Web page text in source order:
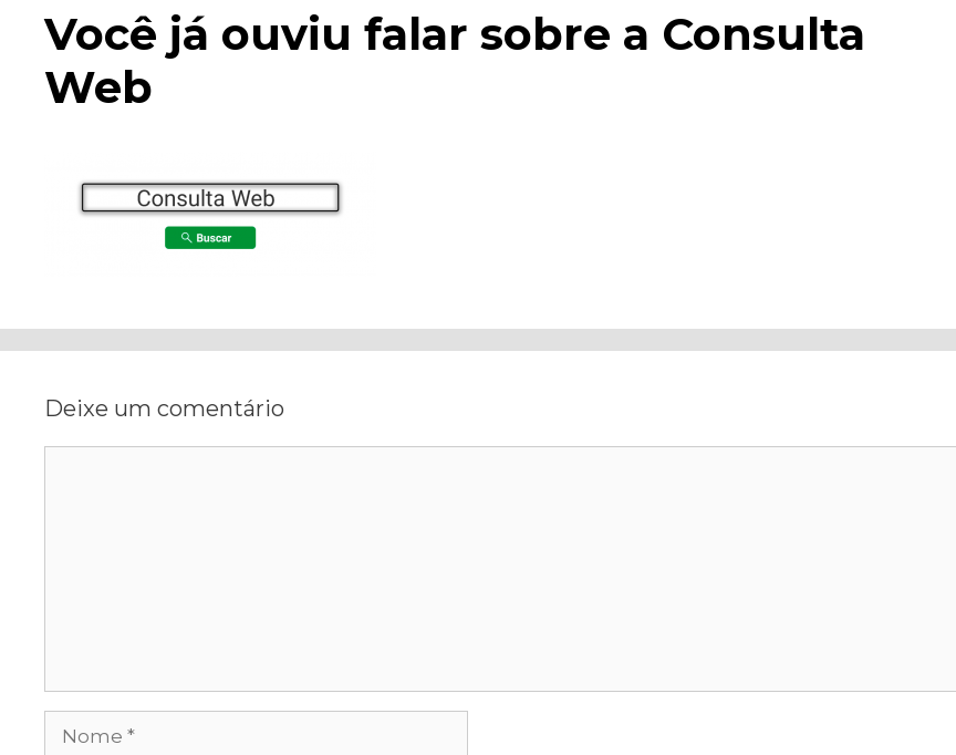
Você já ouviu falar sobre a Consulta
Web
Deixe um comentário